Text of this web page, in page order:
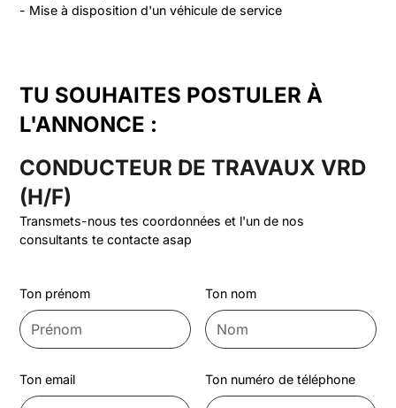
- Mise à disposition d'un véhicule de service
TU SOUHAITES POSTULER À
L'ANNONCE :
CONDUCTEUR DE TRAVAUX VRD
(H/F)
Transmets-nous tes coordonnées et l'un de nos
consultants te contacte asap
Ton prénom Ton nom
Ton email Ton numéro de téléphone